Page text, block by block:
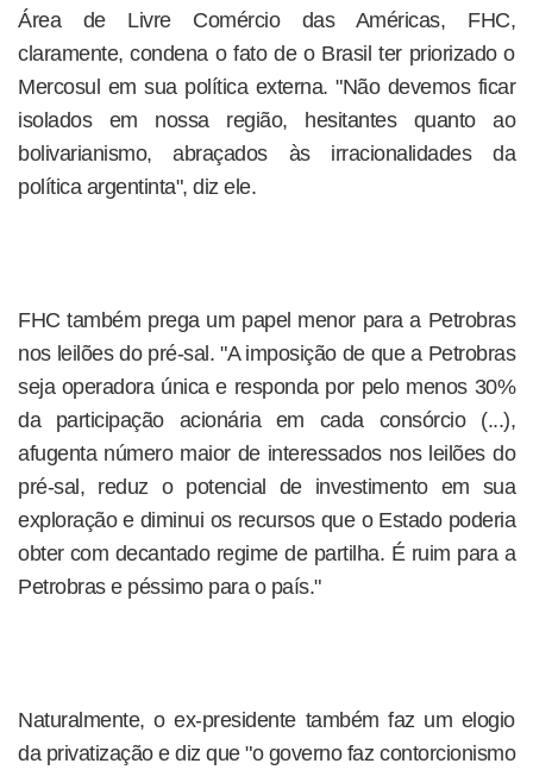
Área de Livre Comércio das Américas, FHC,
claramente, condena o fato de o Brasil ter priorizado o
Mercosul em sua política externa. "Não devemos ficar
isolados em nossa região, hesitantes quanto ao
bolivarianismo, abraçados às irracionalidades da
política argentinta", diz ele.
FHC também prega um papel menor para a Petrobras
nos leilões do pré-sal. "A imposição de que a Petrobras
seja operadora única e responda por pelo menos 30%
da participação acionária em cada consórcio (...),
afugenta número maior de interessados nos leilões do
pré-sal, reduz o potencial de investimento em sua
exploração e diminui os recursos que o Estado poderia
obter com decantado regime de partilha. É ruim para a
Petrobras e péssimo para o país."
Naturalmente, o ex-presidente também faz um elogio
da privatização e diz que "o governo faz contorcionismo